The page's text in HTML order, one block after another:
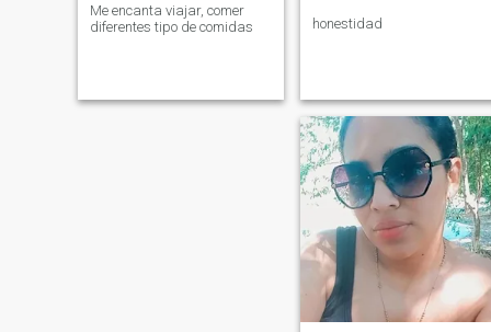
Me encanta viajar, comer
diferentes tipo de comidas
honestidad